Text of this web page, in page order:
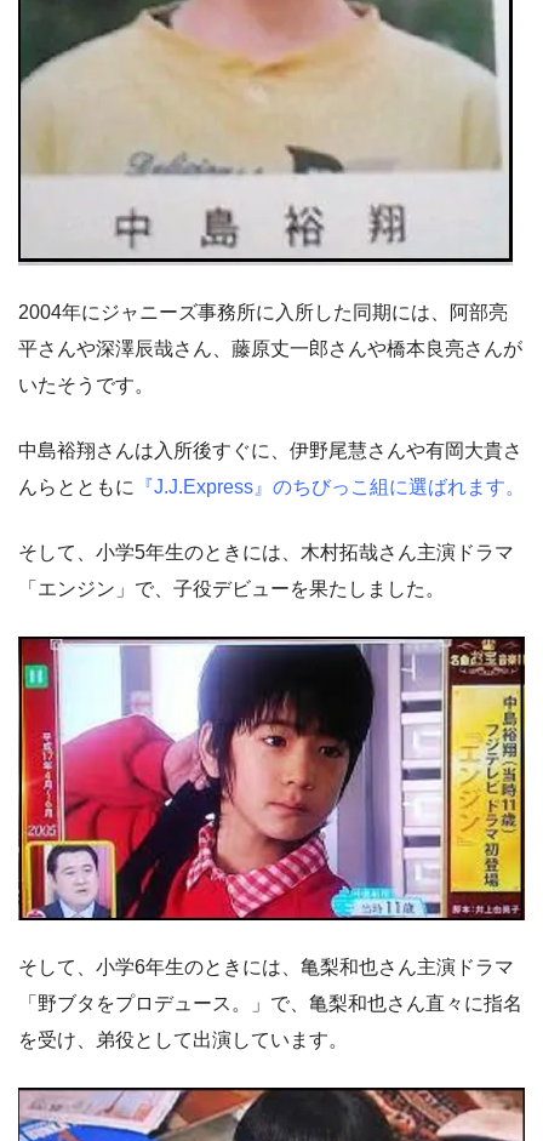
2004年にジャニーズ事務所に入所した同期には、阿部亮
平さんや深澤辰哉さん、藤原丈一郎さんや橋本良亮さんが
いたそうです。
中島裕翔さんは入所後すぐに、伊野尾慧さんや有岡大貴さ
んらとともに
『J.J.Express』のちびっこ組に選ばれます。
そして、小学5年生のときには、木村拓哉さん主演ドラマ
「エンジン」で、子役デビューを果たしました。
そして、小学6年生のときには、亀梨和也さん主演ドラマ
「野ブタをプロデュース。」で、亀梨和也さん直々に指名
を受け、弟役として出演しています。